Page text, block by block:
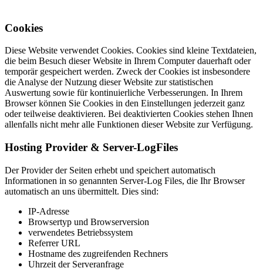
Cookies
Diese Website verwendet Cookies. Cookies sind kleine Textdateien,
die beim Besuch dieser Website in Ihrem Computer dauerhaft oder
temporär gespeichert werden. Zweck der Cookies ist insbesondere
die Analyse der Nutzung dieser Website zur statistischen
Auswertung sowie für kontinuierliche Verbesserungen. In Ihrem
Browser können Sie Cookies in den Einstellungen jederzeit ganz
oder teilweise deaktivieren. Bei deaktivierten Cookies stehen Ihnen
allenfalls nicht mehr alle Funktionen dieser Website zur Verfügung.
Hosting Provider & Server-LogFiles
Der Provider der Seiten erhebt und speichert automatisch
Informationen in so genannten Server-Log Files, die Ihr Browser
automatisch an uns übermittelt. Dies sind:
IP-Adresse
Browsertyp und Browserversion
verwendetes Betriebssystem
Referrer URL
Hostname des zugreifenden Rechners
Uhrzeit der Serveranfrage